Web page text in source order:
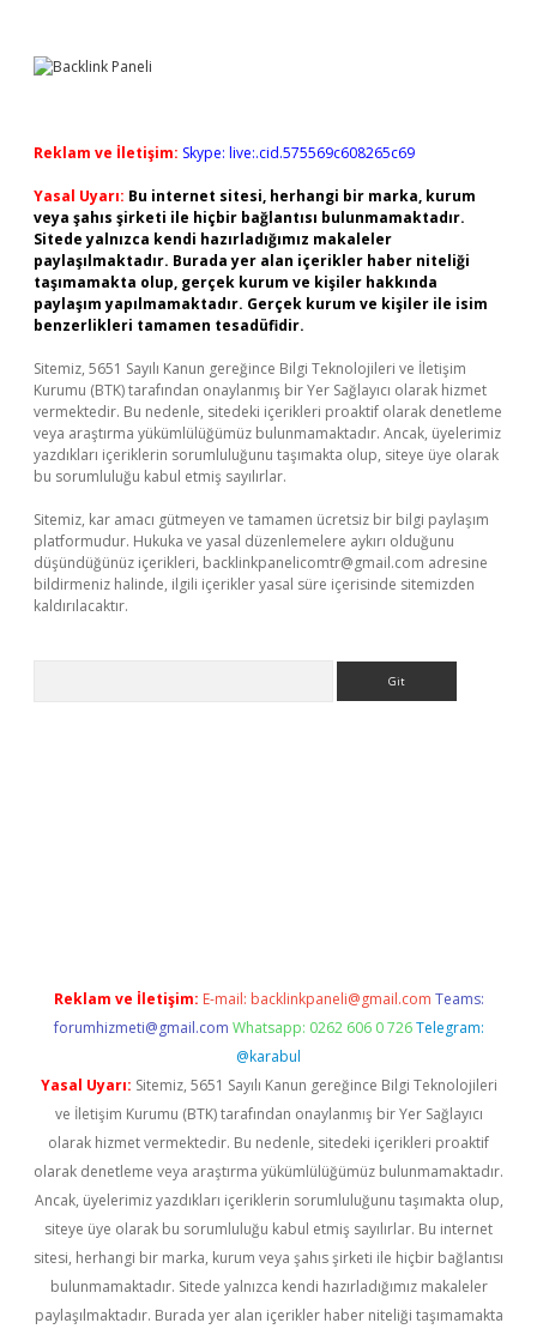
Reklam ve İletişim: Skype: live:.cid.575569c608265c69
Yasal Uyarı: Bu internet sitesi, herhangi bir marka, kurum
veya şahıs şirketi ile hiçbir bağlantısı bulunmamaktadır.
Sitede yalnızca kendi hazırladığımız makaleler
paylaşılmaktadır. Burada yer alan içerikler haber niteliği
taşımamakta olup, gerçek kurum ve kişiler hakkında
paylaşım yapılmamaktadır. Gerçek kurum ve kişiler ile isim
benzerlikleri tamamen tesadüfidir.
Sitemiz, 5651 Sayılı Kanun gereğince Bilgi Teknolojileri ve İletişim
Kurumu (BTK) tarafından onaylanmış bir Yer Sağlayıcı olarak hizmet
vermektedir. Bu nedenle, sitedeki içerikleri proaktif olarak denetleme
veya araştırma yükümlülüğümüz bulunmamaktadır. Ancak, üyelerimiz
yazdıkları içeriklerin sorumluluğunu taşımakta olup, siteye üye olarak
bu sorumluluğu kabul etmiş sayılırlar.
Sitemiz, kar amacı gütmeyen ve tamamen ücretsiz bir bilgi paylaşım
platformudur. Hukuka ve yasal düzenlemelere aykırı olduğunu
düşündüğünüz içerikleri, backlinkpanelicomtr@gmail.com adresine
bildirmeniz halinde, ilgili içerikler yasal süre içerisinde sitemizden
kaldırılacaktır.
Reklam ve İletişim: E-mail: backlinkpaneli@gmail.com Teams:
forumhizmeti@gmail.com Whatsapp: 0262 606 0 726 Telegram:
@karabul
Yasal Uyarı: Sitemiz, 5651 Sayılı Kanun gereğince Bilgi Teknolojileri
ve İletişim Kurumu (BTK) tarafından onaylanmış bir Yer Sağlayıcı
olarak hizmet vermektedir. Bu nedenle, sitedeki içerikleri proaktif
olarak denetleme veya araştırma yükümlülüğümüz bulunmamaktadır.
Ancak, üyelerimiz yazdıkları içeriklerin sorumluluğunu taşımakta olup,
siteye üye olarak bu sorumluluğu kabul etmiş sayılırlar. Bu internet
sitesi, herhangi bir marka, kurum veya şahıs şirketi ile hiçbir bağlantısı
bulunmamaktadır. Sitede yalnızca kendi hazırladığımız makaleler
paylaşılmaktadır. Burada yer alan içerikler haber niteliği taşımamakta